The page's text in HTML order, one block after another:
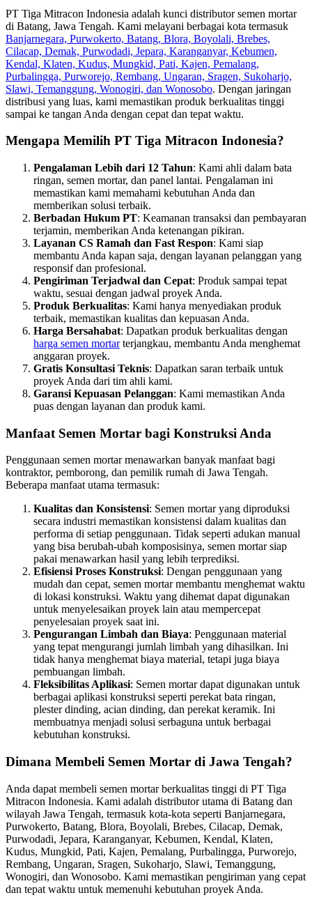
PT Tiga Mitracon Indonesia adalah kunci distributor semen mortar
di Batang, Jawa Tengah. Kami melayani berbagai kota termasuk
Banjarnegara, Purwokerto, Batang, Blora, Boyolali, Brebes,
Cilacap, Demak, Purwodadi, Jepara, Karanganyar, Kebumen,
Kendal, Klaten, Kudus, Mungkid, Pati, Kajen, Pemalang,
Purbalingga, Purworejo, Rembang, Ungaran, Sragen, Sukoharjo,
Slawi, Temanggung, Wonogiri, dan Wonosobo. Dengan jaringan
distribusi yang luas, kami memastikan produk berkualitas tinggi
sampai ke tangan Anda dengan cepat dan tepat waktu.
Mengapa Memilih PT Tiga Mitracon Indonesia?
Pengalaman Lebih dari 12 Tahun: Kami ahli dalam bata
ringan, semen mortar, dan panel lantai. Pengalaman ini
memastikan kami memahami kebutuhan Anda dan
memberikan solusi terbaik.
Berbadan Hukum PT: Keamanan transaksi dan pembayaran
terjamin, memberikan Anda ketenangan pikiran.
Layanan CS Ramah dan Fast Respon: Kami siap
membantu Anda kapan saja, dengan layanan pelanggan yang
responsif dan profesional.
Pengiriman Terjadwal dan Cepat: Produk sampai tepat
waktu, sesuai dengan jadwal proyek Anda.
Produk Berkualitas: Kami hanya menyediakan produk
terbaik, memastikan kualitas dan kepuasan Anda.
Harga Bersahabat: Dapatkan produk berkualitas dengan
harga semen mortarterjangkau, membantu Anda menghemat
anggaran proyek.
Gratis Konsultasi Teknis: Dapatkan saran terbaik untuk
proyek Anda dari tim ahli kami.
Garansi Kepuasan Pelanggan: Kami memastikan Anda
puas dengan layanan dan produk kami.
Manfaat Semen Mortar bagi Konstruksi Anda
Penggunaan semen mortar menawarkan banyak manfaat bagi
kontraktor, pemborong, dan pemilik rumah di Jawa Tengah.
Beberapa manfaat utama termasuk:
Kualitas dan Konsistensi: Semen mortar yang diproduksi
secara industri memastikan konsistensi dalam kualitas dan
performa di setiap penggunaan. Tidak seperti adukan manual
yang bisa berubah-ubah komposisinya, semen mortar siap
pakai menawarkan hasil yang lebih terprediksi.
Efisiensi Proses Konstruksi: Dengan penggunaan yang
mudah dan cepat, semen mortar membantu menghemat waktu
di lokasi konstruksi. Waktu yang dihemat dapat digunakan
untuk menyelesaikan proyek lain atau mempercepat
penyelesaian proyek saat ini.
Pengurangan Limbah dan Biaya: Penggunaan material
yang tepat mengurangi jumlah limbah yang dihasilkan. Ini
tidak hanya menghemat biaya material, tetapi juga biaya
pembuangan limbah.
Fleksibilitas Aplikasi: Semen mortar dapat digunakan untuk
berbagai aplikasi konstruksi seperti perekat bata ringan,
plester dinding, acian dinding, dan perekat keramik. Ini
membuatnya menjadi solusi serbaguna untuk berbagai
kebutuhan konstruksi.
Dimana Membeli Semen Mortar di Jawa Tengah?
Anda dapat membeli semen mortar berkualitas tinggi di PT Tiga
Mitracon Indonesia. Kami adalah distributor utama di Batang dan
wilayah Jawa Tengah, termasuk kota-kota seperti Banjarnegara,
Purwokerto, Batang, Blora, Boyolali, Brebes, Cilacap, Demak,
Purwodadi, Jepara, Karanganyar, Kebumen, Kendal, Klaten,
Kudus, Mungkid, Pati, Kajen, Pemalang, Purbalingga, Purworejo,
Rembang, Ungaran, Sragen, Sukoharjo, Slawi, Temanggung,
Wonogiri, dan Wonosobo. Kami memastikan pengiriman yang cepat
dan tepat waktu untuk memenuhi kebutuhan proyek Anda.